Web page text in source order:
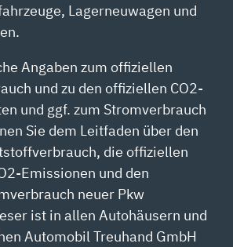
Lagerneuwagen und
Angaben zum offiziellen
und zu den offiziellen CO2-
und ggf. zum Stromverbrauch
Sie dem Leitfaden über den
die offiziellen
Emissionen und den
neuer Pkw
ist in allen Autohäusern und
Automobil Treuhand GmbH